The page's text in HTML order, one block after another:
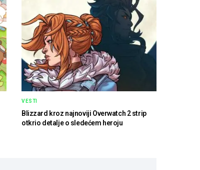
VESTI
Blizzard kroz najnoviji Overwatch 2 strip
otkrio detalje o sledećem heroju